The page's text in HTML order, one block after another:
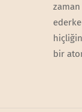
zaman
bir